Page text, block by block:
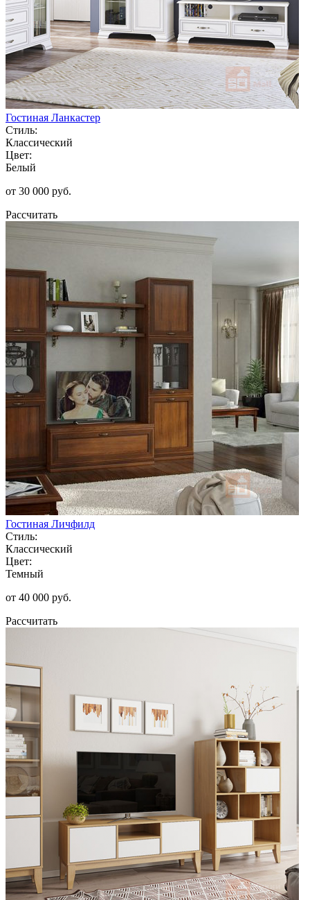
Гостиная Ланкастер
Стиль:
Классический
Цвет:
Белый
от 30 000 руб.
Рассчитать
Гостиная Личфилд
Стиль:
Классический
Цвет:
Темный
от 40 000 руб.
Рассчитать